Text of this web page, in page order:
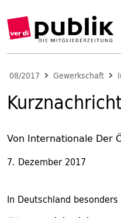
08/2017 Gewerkschaft
Von Internationale Der
7. Dezember 2017
In Deutschland